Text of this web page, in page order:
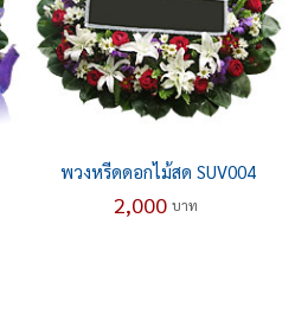
พวงหรีดดอกไม้สด SUV004
2,000 บาท